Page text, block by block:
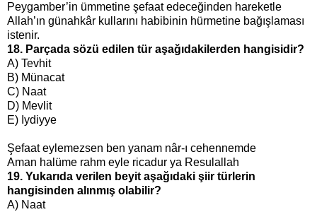
Peygamber’in ümmetine şefaat edeceğinden hareketle
Allah’ın günahkâr kullarını habibinin hürmetine bağışlaması
istenir.
18. Parçada sözü edilen tür aşağıdakilerden hangisidir?
A) Tevhit
B) Münacat
C) Naat
D) Mevlit
E) Iydiyye
Şefaat eylemezsen ben yanam nâr-ı cehennemde
Aman halüme rahm eyle ricadur ya Resulallah
19. Yukarıda verilen beyit aşağıdaki şiir türlerin
hangisinden alınmış olabilir?
A) Naat